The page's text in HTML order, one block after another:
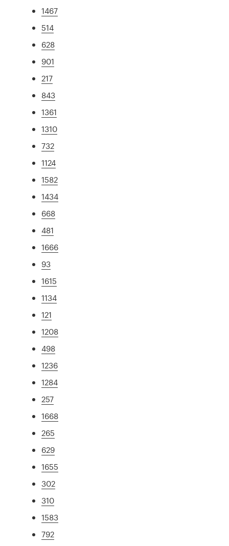
1467
514
628
901
217
843
1361
1310
732
1124
1582
1434
668
481
1666
93
1615
1134
121
1208
498
1236
1284
257
1668
265
629
1655
302
310
1583
792